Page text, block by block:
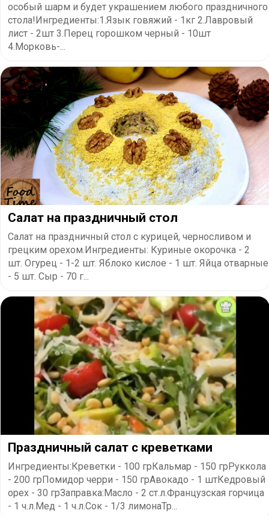
особый шарм и будет украшением любого праздничного
стола!Ингредиенты:1.Язык говяжий - 1кг 2.Лавровый
лист - 2шт 3.Перец горошком черный - 10шт
4.Морковь-...
Салат на праздничный стол
Салат на праздничный стол с курицей, черносливом и
грецким орехом.Ингредиенты: Куриные окорочка - 2
шт. Огурец - 1-2 шт. Яблоко кислое - 1 шт. Яйца отварные
- 5 шт. Сыр - 70 г...
Праздничный салат с креветками
Ингредиенты:Креветки - 100 грКальмар - 150 грРуккола
- 200 грПомидор черри - 150 грАвокадо - 1 штКедровый
орех - 30 грЗаправка:Масло - 2 ст.л.Французская горчица
- 1 ч.л.Мед - 1 ч.л.Сок - 1/3 лимонаТр...